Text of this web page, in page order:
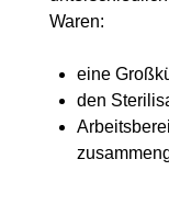
Waren:
eine
den